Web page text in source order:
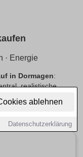
ablehnen
Datenschutzerklärung
· Energie
in Dormagen:
realistische